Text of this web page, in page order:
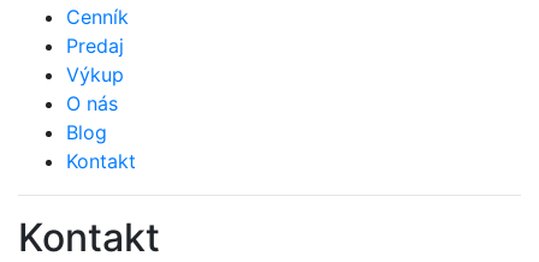
Cenník
Predaj
Výkup
O nás
Blog
Kontakt
Kontakt